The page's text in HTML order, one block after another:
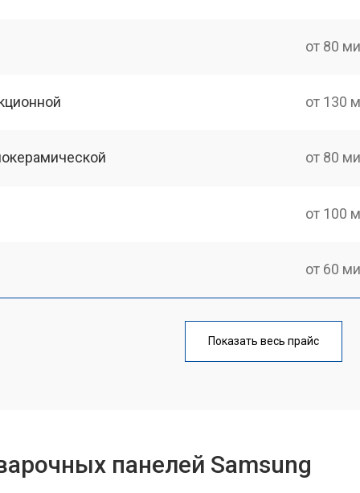
от 80
от 130
от 80
от 100
от 60
от 140
Показать весь прайс
панелей Samsung